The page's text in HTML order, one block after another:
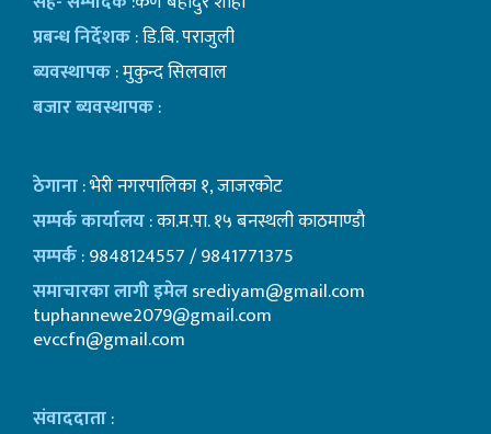
प्रबन्ध निर्देशक: डि.बि. पराजुली
ब्यवस्थापक: मुकुन्द सिलवाल
बजार ब्यवस्थापक:
ठेगाना: भेरी नगरपालिका १, जाजरकोट
सम्पर्क कार्यालय: का.म.पा. १५ बनस्थली काठमाण्डाै
सम्पर्क: 9848124557 / 9841771375
समाचारका लागी इमेलsrediyam@gmail.com
tuphannewe2079@gmail.com
evccfn@gmail.com
संवाददाता: